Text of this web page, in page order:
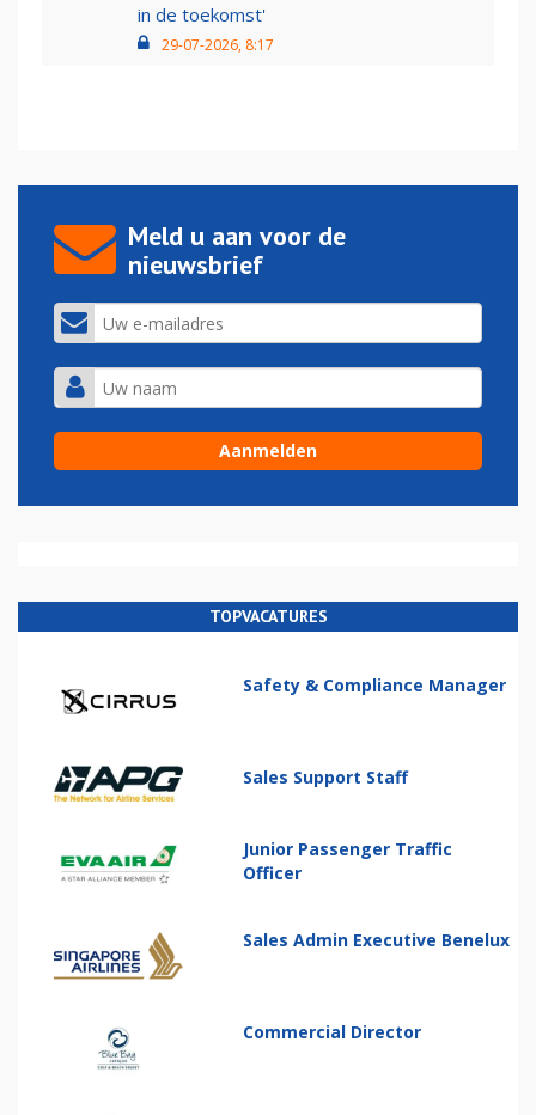
in de toekomst'
29-07-2026, 8:17
Meld u aan voor de
nieuwsbrief
TOPVACATURES
Safety & Compliance Manager
Sales Support Staff
Junior Passenger Traffic
Officer
Sales Admin Executive Benelux
Commercial Director